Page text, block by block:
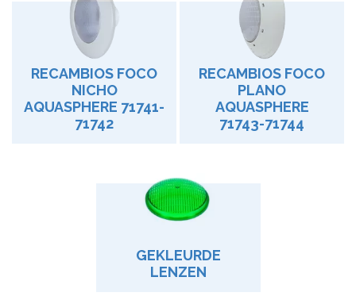
RECAMBIOS FOCO
NICHO
AQUASPHERE 71741-
71742
RECAMBIOS FOCO
PLANO
AQUASPHERE
71743-71744
GEKLEURDE
LENZEN